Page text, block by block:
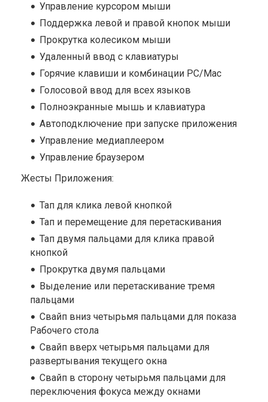
Управление курсором мыши
Поддержка левой и правой кнопок мыши
Прокрутка колесиком мыши
Удаленный ввод с клавиатуры
Горячие клавиши и комбинации PC/Mac
Голосовой ввод для всех языков
Полноэкранные мышь и клавиатура
Автоподключение при запуске приложения
Управление медиаплеером
Управление браузером
Жесты Приложения:
Тап для клика левой кнопкой
Тап и перемещение для перетаскивания
Тап двумя пальцами для клика правой
кнопкой
Прокрутка двумя пальцами
Выделение или перетаскивание тремя
пальцами
Свайп вниз четырьмя пальцами для показа
Рабочего стола
Свайп вверх четырьмя пальцами для
развертывания текущего окна
Свайп в сторону четырьмя пальцами для
переключения фокуса между окнами